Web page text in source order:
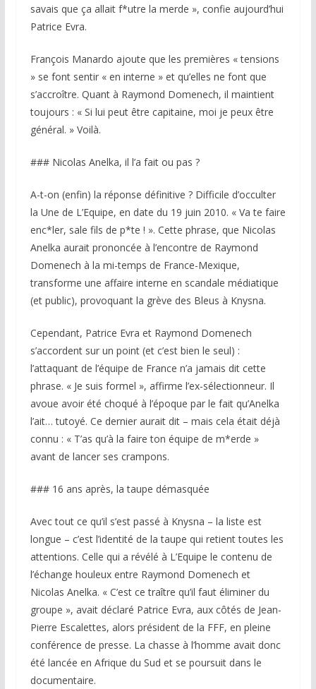
savais que ça allait f*utre la merde », confie aujourd’hui
Patrice Evra.
François Manardo ajoute que les premières « tensions
» se font sentir « en interne » et qu’elles ne font que
s’accroître. Quant à Raymond Domenech, il maintient
toujours : « Si lui peut être capitaine, moi je peux être
général. » Voilà.
### Nicolas Anelka, il l’a fait ou pas ?
A-t-on (enfin) la réponse définitive ? Difficile d’occulter
la Une de L’Equipe, en date du 19 juin 2010. « Va te faire
enc*ler, sale fils de p*te ! ». Cette phrase, que Nicolas
Anelka aurait prononcée à l’encontre de Raymond
Domenech à la mi-temps de France-Mexique,
transforme une affaire interne en scandale médiatique
(et public), provoquant la grève des Bleus à Knysna.
Cependant, Patrice Evra et Raymond Domenech
s’accordent sur un point (et c’est bien le seul) :
l’attaquant de l’équipe de France n’a jamais dit cette
phrase. « Je suis formel », affirme l’ex-sélectionneur. Il
avoue avoir été choqué à l’époque par le fait qu’Anelka
l’ait… tutoyé. Ce dernier aurait dit – mais cela était déjà
connu : « T’as qu’à la faire ton équipe de m*erde »
avant de lancer ses crampons.
### 16 ans après, la taupe démasquée
Avec tout ce qu’il s’est passé à Knysna – la liste est
longue – c’est l’identité de la taupe qui retient toutes les
attentions. Celle qui a révélé à L’Equipe le contenu de
l’échange houleux entre Raymond Domenech et
Nicolas Anelka. « C’est ce traître qu’il faut éliminer du
groupe », avait déclaré Patrice Evra, aux côtés de Jean-
Pierre Escalettes, alors président de la FFF, en pleine
conférence de presse. La chasse à l’homme avait donc
été lancée en Afrique du Sud et se poursuit dans le
documentaire.